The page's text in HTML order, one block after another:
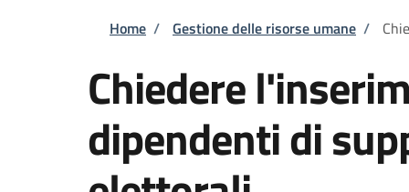
Briciole di pane
Home / Gestione delle risorse umane /
Chiedere
dipendenti di